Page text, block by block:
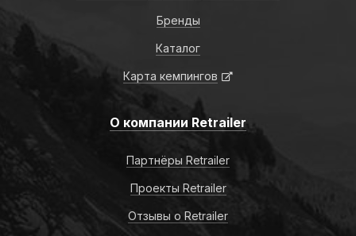
Бренды
Каталог
Карта кемпингов
О компании Retrailer
Партнёры Retrailer
Проекты Retrailer
Отзывы о Retrailer